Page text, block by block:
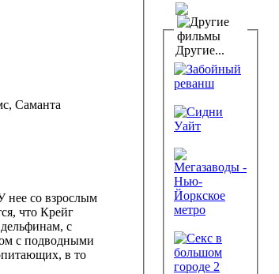
Саманта
нее со взрослым
что Крейг
с
с подводными
в то
Другие...